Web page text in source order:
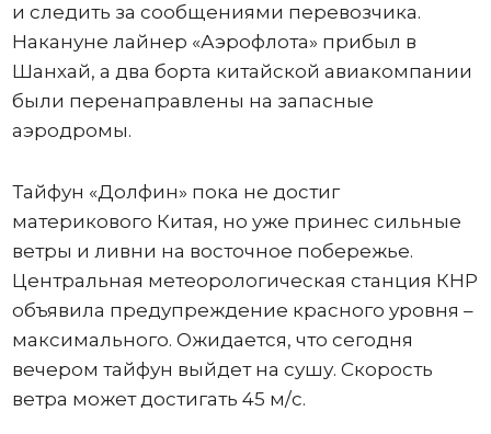
и следить за сообщениями перевозчика.
Накануне лайнер «Аэрофлота» прибыл в
Шанхай, а два борта китайской авиакомпании
были перенаправлены на запасные
аэродромы.
Тайфун «Долфин» пока не достиг
материкового Китая, но уже принес сильные
ветры и ливни на восточное побережье.
Центральная метеорологическая станция КНР
объявила предупреждение красного уровня –
максимального. Ожидается, что сегодня
вечером тайфун выйдет на сушу. Скорость
ветра может достигать 45 м/с.